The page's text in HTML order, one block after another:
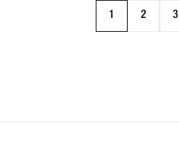
1 2 3